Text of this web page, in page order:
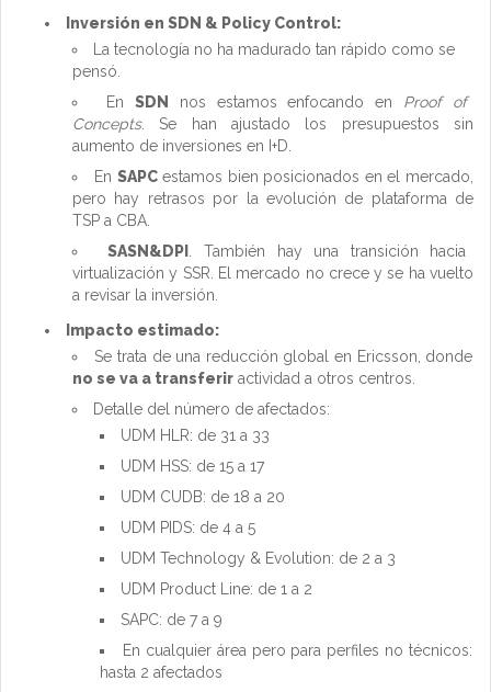
Inversión en SDN & Policy Control:
La tecnología no ha madurado tan rápido como se
pensó.
En SDN nos estamos enfocando en Proof of
Concepts. Se han ajustado los presupuestos sin
aumento de inversiones en I+D.
En SAPCestamos bien posicionados en el mercado,
pero hay retrasos por la evolución de plataforma de
TSP a CBA.
SASN&DPI . También hay una transición hacia
virtualización y SSR. El mercado no crece y se ha vuelto
a revisar la inversión.
Impacto estimado:
Se trata de una reducción global en Ericsson, donde
no se va a transferir actividad a otros centros.
Detalle del número de afectados:
UDM HLR: de 31 a 33
UDM HSS: de 15 a 17
UDM CUDB: de 18 a 20
UDM PIDS: de 4 a 5
UDM Technology & Evolution: de 2 a 3
UDM Product Line: de 1 a 2
SAPC: de 7 a 9
En cualquier área pero para perfiles no técnicos:
hasta 2 afectados